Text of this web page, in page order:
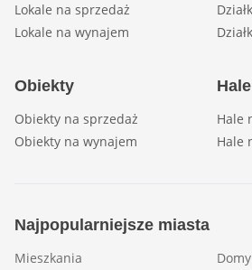
Lokale na sprzedaż
Lokale na wynajem
Obiekty
Obiekty na sprzedaż
Obiekty na wynajem
Hale
Hale
Najpopularniejsze miasta
Mieszkania
Domy